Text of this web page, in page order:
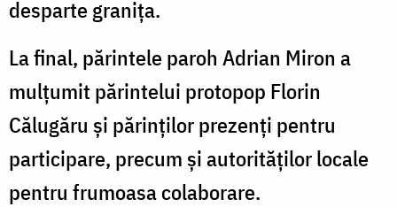
desparte granița.
La final, părintele paroh Adrian Miron a
mulțumit părintelui protopop Florin
Călugăru și părinților prezenți pentru
participare, precum și autorităților locale
pentru frumoasa colaborare.